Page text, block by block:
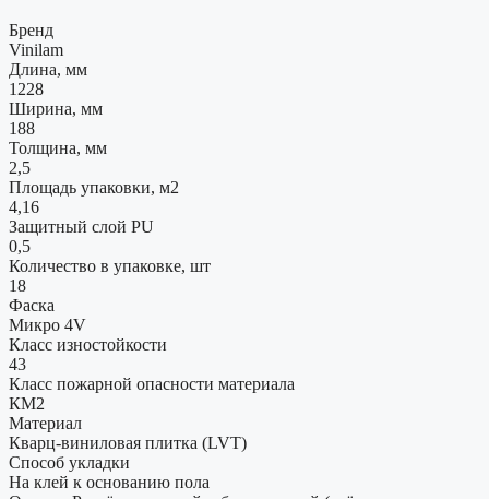
Бренд
Vinilam
Длина, мм
1228
Ширина, мм
188
Толщина, мм
2,5
Площадь упаковки, м2
4,16
Защитный слой PU
0,5
Количество в упаковке, шт
18
Фаска
Микро 4V
Класс изностойкости
43
Класс пожарной опасности материала
КМ2
Материал
Кварц-виниловая плитка (LVT)
Способ укладки
На клей к основанию пола